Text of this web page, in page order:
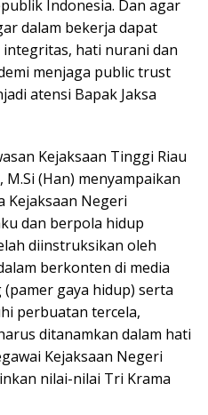
Indonesia. Dan agar
dalam bekerja dapat
hati nurani dan
menjaga public trust
atensi Bapak Jaksa
Kejaksaan Tinggi Riau
M.Si (Han) menyampaikan
Kejaksaan Negeri
dan berpola hidup
diinstruksikan oleh
berkonten di media
gaya hidup) serta
perbuatan tercela,
ditanamkan dalam hati
Kejaksaan Negeri
nilai-nilai Tri Krama